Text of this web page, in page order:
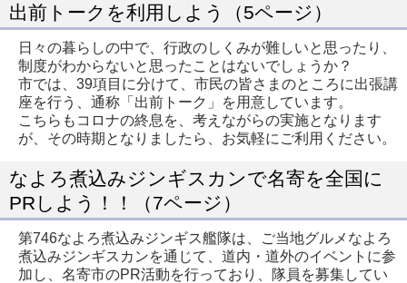
出前トークを利用しよう（5ページ）
日々の暮らしの中で、行政のしくみが難しいと思ったり、
制度がわからないと思ったことはないでしょうか？
市では、39項目に分けて、市民の皆さまのところに出張講
座を行う、通称「出前トーク」を用意しています。
こちらもコロナの終息を、考えながらの実施となります
が、その時期となりましたら、お気軽にご利用ください。
なよろ煮込みジンギスカンで名寄を全国に
PRしよう！！（7ページ）
第746なよろ煮込みジンギス艦隊は、ご当地グルメなよろ
煮込みジンギスカンを通じて、道内・道外のイベントに参
加し、名寄市のPR活動を行っており、隊員を募集してい